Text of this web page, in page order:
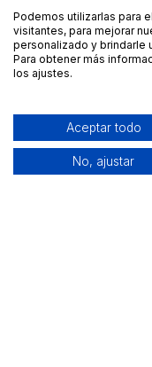
Podemos utilizarlas para
visitantes, para mejorar
personalizado y brindarle
Para obtener más
los ajustes.
Aceptar todo
No, ajustar